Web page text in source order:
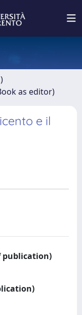
as editor)
e il
publication)